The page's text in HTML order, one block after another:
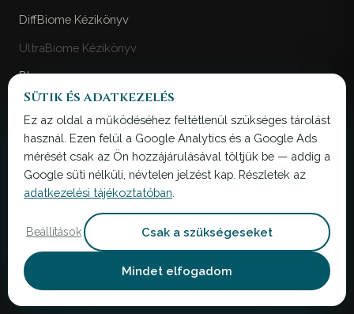
DiffBiome Kézikönyv
UltraBiome Kézikönyv
Blog
Hírek
IRODA
MicroBiome Bank Ltd.
Essex, CM7 2NL, UK
MicroBiome Bank Kft.
1118 Budapest, Ménesi út 104.
Sütik és adatkezelés
Ez az oldal a működéséhez feltétlenül szükséges tárolást
használ. Ezen felül a Google Analytics és a Google Ads
mérését csak az Ön hozzájárulásával töltjük be — addig a
Google süti nélküli, névtelen jelzést kap. Részletek az
adatkezelési tájékoztatóban
Beállítások Csak a szükségeseket
Mindet elfogadom